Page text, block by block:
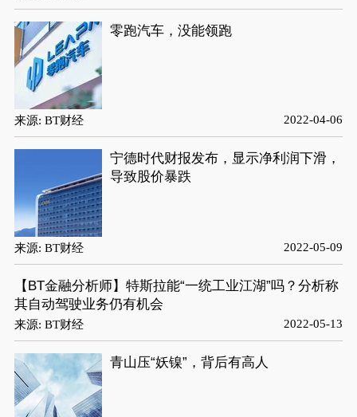
零跑汽车，没能领跑
来源: BT财经 2022-04-06
宁德时代财报发布，显示净利润下滑，
导致股价暴跌
来源: BT财经 2022-05-09
【BT金融分析师】特斯拉能“一统工业江湖”吗？分析称
其自动驾驶业务仍有机会
来源: BT财经 2022-05-13
青山压“妖镍”，背后有高人